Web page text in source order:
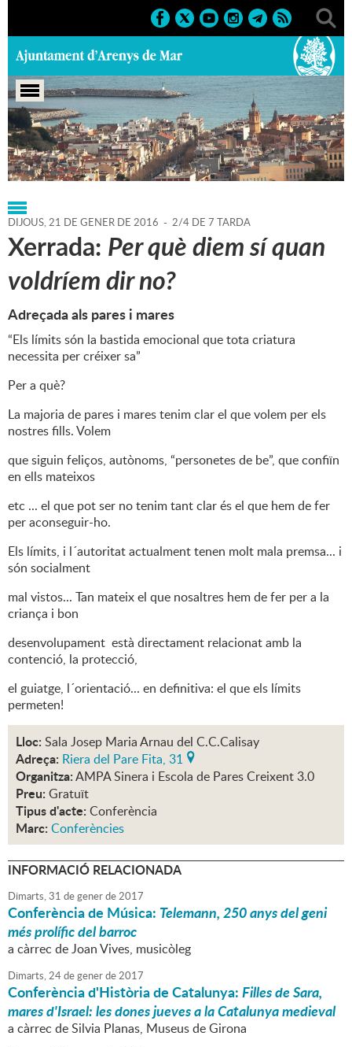
Portada > Regidories > Alcaldia > Agenda > 21-01-2016
DIJOUS,21 DE GENER DE 2016 - 2/4 DE 7 TARDA
Xerrada: Per què diem sí quan
voldríem dir no?
Adreçada als pares i mares
“Els límits són la bastida emocional que tota criatura
necessita per créixer sa”
Per a què?
La majoria de pares i mares tenim clar el que volem per els
nostres fills. Volem
que siguin feliços, autònoms, “personetes de be”, que confiïn
en ells mateixos
etc ... el que pot ser no tenim tant clar és el que hem de fer
per aconseguir-ho.
Els límits, i l´autoritat actualment tenen molt mala premsa... i
són socialment
mal vistos... Tan mateix el que nosaltres hem de fer per a la
criança i bon
desenvolupament està directament relacionat amb la
contenció, la protecció,
el guiatge, l´orientació... en definitiva: el que els límits
permeten!
Lloc: Sala Josep Maria Arnau del C.C.Calisay
Adreça: Riera del Pare Fita, 31
Organitza:AMPA Sinera i Escola de Pares Creixent 3.0
Preu: Gratuït
Tipus d'acte: Conferència
Marc: Conferències
INFORMACIÓ RELACIONADA
Dimarts,31 degenerde2017
Conferència de Música: Telemann, 250 anys del geni
més prolífic del barroc
a càrrec de Joan Vives, musicòleg
Dimarts,24degenerde2017
Conferència d'Història de Catalunya:Filles de Sara,
mares d'Israel: les dones jueves a la Catalunya medieval
a càrrec de Silvia Planas, Museus de Girona